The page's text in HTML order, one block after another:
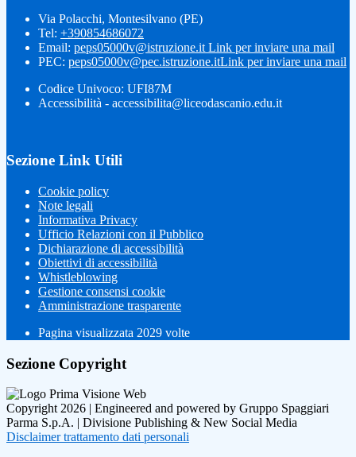
Via Polacchi, Montesilvano (PE)
Tel: +390854686072
Email: peps05000v@istruzione.it Link per inviare una mail
PEC: peps05000v@pec.istruzione.itLink per inviare una mail
Codice Univoco: UFI87M
Accessibilità - accessibilita@liceodascanio.edu.it
Sezione Link Utili
Cookie policy
Note legali
Informativa Privacy
Ufficio Relazioni con il Pubblico
Dichiarazione di accessibilità
Obiettivi di accessibilità
Whistleblowing
Gestione consensi cookie
Amministrazione trasparente
Pagina visualizzata 2029 volte
Sezione Copyright
Copyright 2026 | Engineered and powered by Gruppo Spaggiari
Parma S.p.A. | Divisione Publishing & New Social Media
Disclaimer trattamento dati personali